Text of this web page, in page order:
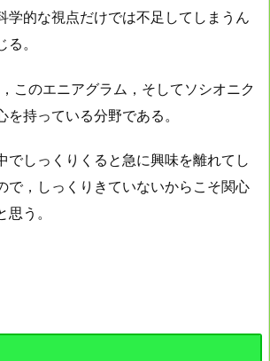
学的な視点だけでは不足してしまうん
。
このエニアグラム，そしてソシオニク
を持っている分野である。
でしっくりくると急に興味を離れてし
で，しっくりきていないからこそ関心
う。